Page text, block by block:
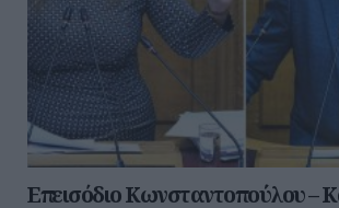
Επεισόδιο Κωνσταντοπούλου –